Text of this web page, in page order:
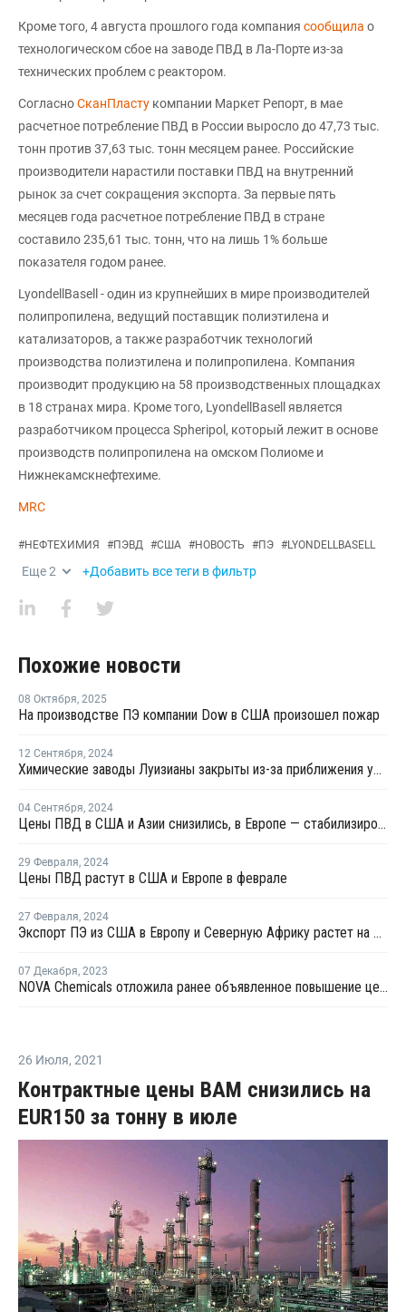
Кроме того, 4 августа прошлого года компания сообщила о
технологическом сбое на заводе ПВД в Ла-Порте из-за
технических проблем с реактором.
СогласноСканПласту компании Маркет Репорт, в мае
расчетное потребление ПВД в России выросло до 47,73 тыс.
тонн против 37,63 тыс. тонн месяцем ранее. Российские
производители нарастили поставки ПВД на внутренний
рынок за счет сокращения экспорта. За первые пять
месяцев года расчетное потребление ПВД в стране
составило 235,61 тыс. тонн, что на лишь 1% больше
показателя годом ранее.
LyondellBasell - один из крупнейших в мире производителей
полипропилена, ведущий поставщик полиэтилена и
катализаторов, а также разработчик технологий
производства полиэтилена и полипропилена. Компания
производит продукцию на 58 производственных площадках
в 18 странах мира. Кроме того, LyondellBasell является
разработчиком процесса Spheripol, который лежит в основе
производств полипропилена на омском Полиоме и
Нижнекамскнефтехиме.
MRC
#НЕФТЕХИМИЯ #ПЭВД #США #НОВОСТЬ #ПЭ #LYONDELLBASELL
Еще2 +Добавить все теги в фильтр
Похожие новости
08 Октября, 2025
На производстве ПЭ компании Dow в США произошел пожар
12 Сентября, 2024
Химические заводы Луизианы закрыты из-за приближения урагана "Франсин"
04 Сентября, 2024
Цены ПВД в США и Азии снизились, в Европе — стабилизировались
29 Февраля, 2024
Цены ПВД растут в США и Европе в феврале
27 Февраля, 2024
Экспорт ПЭ из США в Европу и Северную Африку растет на фоне проблем в Красном море и Суэцком канале
07 Декабря, 2023
NOVA Chemicals отложила ранее объявленное повышение цен ПЭ на декабрь
26 Июля, 2021
Контрактные цены ВАМ снизились на
EUR150 за тонну в июле